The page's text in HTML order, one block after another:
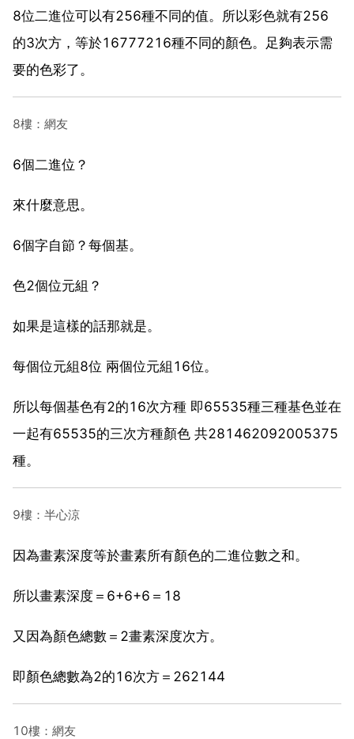
8位二進位可以有256種不同的值。所以彩色就有256
的3次方，等於16777216種不同的顏色。足夠表示需
要的色彩了。
8樓：網友
6個二進位？
來什麼意思。
6個字自節？每個基。
色2個位元組？
如果是這樣的話那就是。
每個位元組8位 兩個位元組16位。
所以每個基色有2的16次方種 即65535種三種基色並在
一起有65535的三次方種顏色 共281462092005375
種。
9樓：半心涼
因為畫素深度等於畫素所有顏色的二進位數之和。
所以畫素深度＝6+6+6＝18
又因為顏色總數＝2畫素深度次方。
即顏色總數為2的16次方＝262144
10樓：網友